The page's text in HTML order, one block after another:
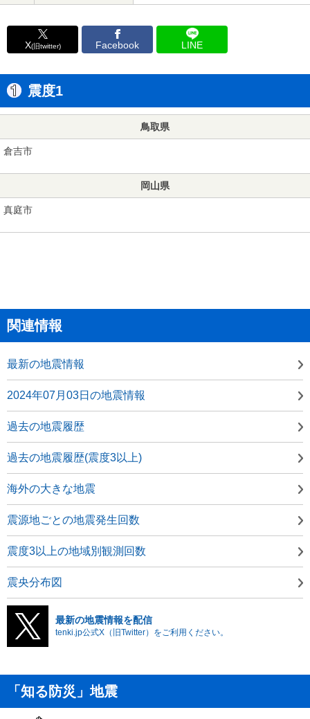
X(旧twitter) Facebook LINE
震度1
鳥取県
倉吉市
岡山県
真庭市
関連情報
最新の地震情報
2024年07月03日の地震情報
過去の地震履歴
過去の地震履歴(震度3以上)
海外の大きな地震
震源地ごとの地震発生回数
震度3以上の地域別観測回数
震央分布図
最新の地震情報を配信
tenki.jp公式X（旧Twitter）をご利用ください。
「知る防災」地震